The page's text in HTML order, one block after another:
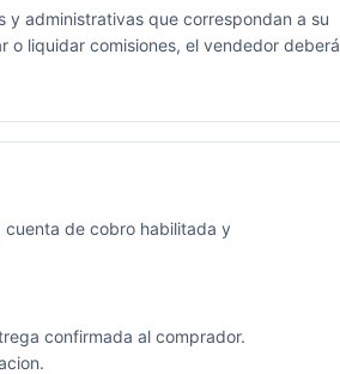
y administrativas que correspondan a su
o liquidar comisiones, el vendedor deberá
de cobro habilitada y
confirmada al comprador.